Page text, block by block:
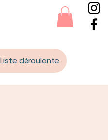
Liste déroulante